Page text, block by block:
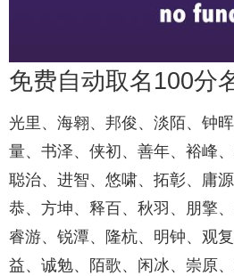
免费自动取名100分
光里、海翱、邦俊、淡陌、钟
量、书泽、侠初、善年、裕峰
聪治、进智、悠啸、拓彰、庸
恭、方坤、释百、秋羽、朋擎
睿游、锐潭、隆杭、明钟、观
益、诚勉、陌歌、闲冰、崇原